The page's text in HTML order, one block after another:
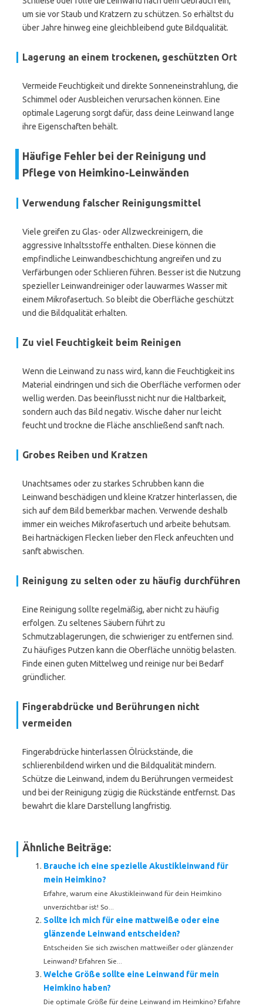
um sie vor Staub und Kratzern zu schützen. So erhältst du
über Jahre hinweg eine gleichbleibend gute Bildqualität.
Lagerung an einem trockenen, geschützten Ort
Vermeide Feuchtigkeit und direkte Sonneneinstrahlung, die
Schimmel oder Ausbleichen verursachen können. Eine
optimale Lagerung sorgt dafür, dass deine Leinwand lange
ihre Eigenschaften behält.
Häufige Fehler bei der Reinigung und
Pflege von Heimkino-Leinwänden
Verwendung falscher Reinigungsmittel
Viele greifen zu Glas- oder Allzweckreinigern, die
aggressive Inhaltsstoffe enthalten. Diese können die
empfindliche Leinwandbeschichtung angreifen und zu
Verfärbungen oder Schlieren führen. Besser ist die Nutzung
spezieller Leinwandreiniger oder lauwarmes Wasser mit
einem Mikrofasertuch. So bleibt die Oberfläche geschützt
und die Bildqualität erhalten.
Zu viel Feuchtigkeit beim Reinigen
Wenn die Leinwand zu nass wird, kann die Feuchtigkeit ins
Material eindringen und sich die Oberfläche verformen oder
wellig werden. Das beeinflusst nicht nur die Haltbarkeit,
sondern auch das Bild negativ. Wische daher nur leicht
feucht und trockne die Fläche anschließend sanft nach.
Grobes Reiben und Kratzen
Unachtsames oder zu starkes Schrubben kann die
Leinwand beschädigen und kleine Kratzer hinterlassen, die
sich auf dem Bild bemerkbar machen. Verwende deshalb
immer ein weiches Mikrofasertuch und arbeite behutsam.
Bei hartnäckigen Flecken lieber den Fleck anfeuchten und
sanft abwischen.
Reinigung zu selten oder zu häufig durchführen
Eine Reinigung sollte regelmäßig, aber nicht zu häufig
erfolgen. Zu seltenes Säubern führt zu
Schmutzablagerungen, die schwieriger zu entfernen sind.
Zu häufiges Putzen kann die Oberfläche unnötig belasten.
Finde einen guten Mittelweg und reinige nur bei Bedarf
gründlicher.
Fingerabdrücke und Berührungen nicht
vermeiden
Fingerabdrücke hinterlassen Ölrückstände, die
schlierenbildend wirken und die Bildqualität mindern.
Schütze die Leinwand, indem du Berührungen vermeidest
und bei der Reinigung zügig die Rückstände entfernst. Das
bewahrt die klare Darstellung langfristig.
Ähnliche Beiträge:
Brauche ich eine spezielle Akustikleinwand für
mein Heimkino?
Erfahre, warum eine Akustikleinwand für dein Heimkino
unverzichtbar ist! So...
Sollte ich mich für eine mattweiße oder eine
glänzende Leinwand entscheiden?
Entscheiden Sie sich zwischen mattweißer oder glänzender
Leinwand? Erfahren Sie...
Welche Größe sollte eine Leinwand für mein
Heimkino haben?
Die optimale Größe für deine Leinwand im Heimkino? Erfahre